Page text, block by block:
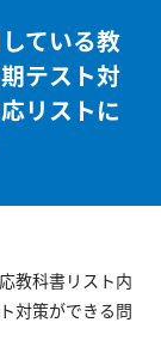
ている教
テスト対
リストに
教科書リスト内
対策ができる問